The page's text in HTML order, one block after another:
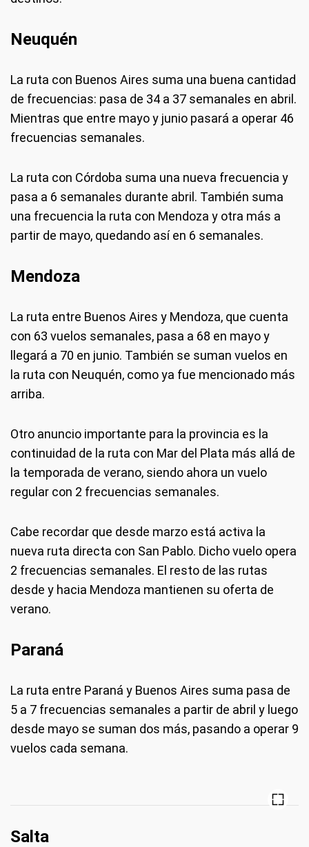
Neuquén
La ruta con Buenos Aires suma una buena cantidad
de frecuencias: pasa de 34 a 37 semanales en abril.
Mientras que entre mayo y junio pasará a operar 46
frecuencias semanales.
La ruta con Córdoba suma una nueva frecuencia y
pasa a 6 semanales durante abril. También suma
una frecuencia la ruta con Mendoza y otra más a
partir de mayo, quedando así en 6 semanales.
Mendoza
La ruta entre Buenos Aires y Mendoza, que cuenta
con 63 vuelos semanales, pasa a 68 en mayo y
llegará a 70 en junio. También se suman vuelos en
la ruta con Neuquén, como ya fue mencionado más
arriba.
Otro anuncio importante para la provincia es la
continuidad de la ruta con Mar del Plata más allá de
la temporada de verano, siendo ahora un vuelo
regular con 2 frecuencias semanales.
Cabe recordar que desde marzo está activa la
nueva ruta directa con San Pablo. Dicho vuelo opera
2 frecuencias semanales. El resto de las rutas
desde y hacia Mendoza mantienen su oferta de
verano.
Paraná
La ruta entre Paraná y Buenos Aires suma pasa de
5 a 7 frecuencias semanales a partir de abril y luego
desde mayo se suman dos más, pasando a operar 9
vuelos cada semana.
Salta